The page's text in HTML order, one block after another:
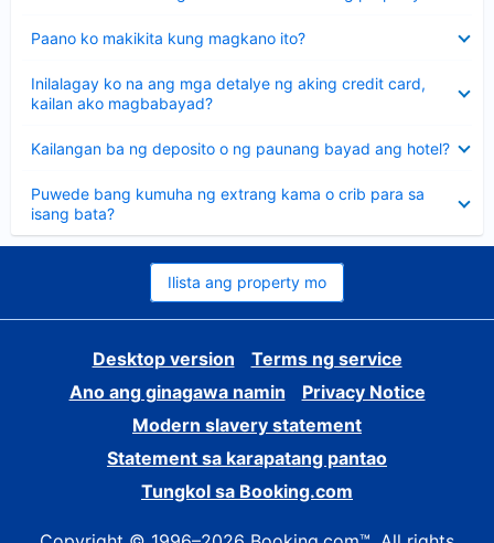
Paano ko makikita kung magkano ito?
ang
Inilalagay ko na ang mga detalye ng aking credit card,
kailan ako magbabayad?
ang
sagot
Kailangan ba ng deposito o ng paunang bayad ang hotel?
ang
Puwede bang kumuha ng extrang kama o crib para sa
isang bata?
ang
sagot
Ilista ang property mo
Desktop version
Terms ng service
Ano ang ginagawa namin
Privacy Notice
Modern slavery statement
Statement sa karapatang pantao
Tungkol sa Booking.com